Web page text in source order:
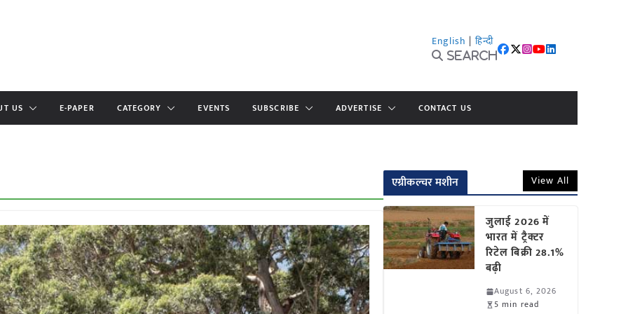
English | हिन्दी
Search
US E-PAPER CATEGORY EVENTS SUBSCRIBE ADVERTISE CONTACT US
एग्रीकल्चर मशीन View All
जुलाई 2026 में
भारत में ट्रैक्टर
रिटेल बिक्री 28.1%
बढ़ी
August 6, 2026
5 min read